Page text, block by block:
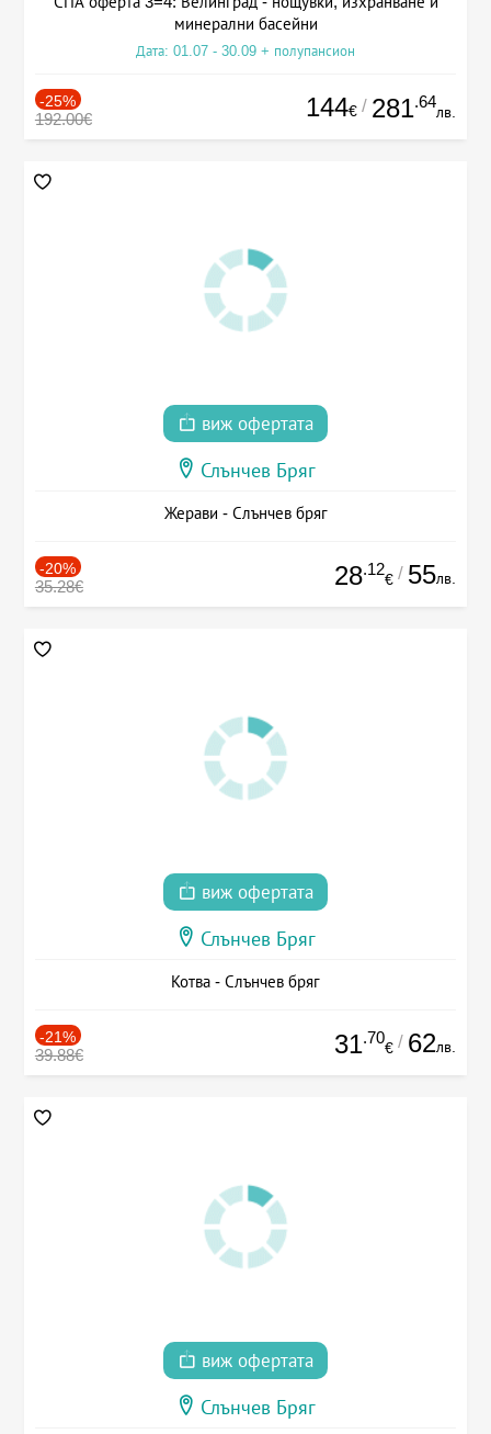
минерални басейни
Дата: 01.07 - 30.09 + полупансион
-25%
192.00€ 144€ / 281.64
лв.
виж офертата
Слънчев Бряг
Жерави - Слънчев бряг
-20%
35.28€ 28.12
€ / 55лв.
виж офертата
Слънчев Бряг
Котва - Слънчев бряг
-21%
39.88€ 31.70
€ / 62лв.
виж офертата
Слънчев Бряг